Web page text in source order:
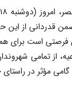
قدردانی از این
فرصتی است برای
از تمامی
گامی مؤثر در